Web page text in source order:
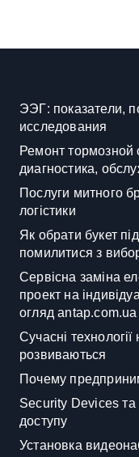
ЭЭГ: показатели,
исследования
Ремонт
диагностика,
Послуги митного
логістики
Як обрати букет
помилитися з
Сервісна заміна
проект на
огляд antap.com.ua
Сучасні
розвиваються
Почему
Security Devices та
доступу
Установка